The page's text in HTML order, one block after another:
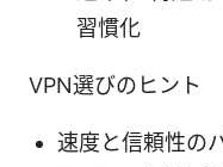
習慣化
VPN選びのヒント
速度と信頼性の